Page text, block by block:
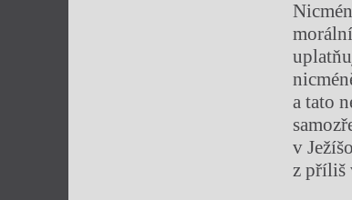
a tato
v
z příliš